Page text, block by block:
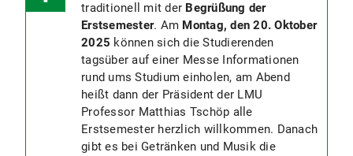
traditionell mit der Begrüßung der
Erstsemester. Am Montag, den 20. Oktober
2025 können sich die Studierenden
tagsüber auf einer Messe Informationen
rund ums Studium einholen, am Abend
heißt dann der Präsident der LMU
Professor Matthias Tschöp alle
Erstsemester herzlich willkommen. Danach
gibt es bei Getränken und Musik die